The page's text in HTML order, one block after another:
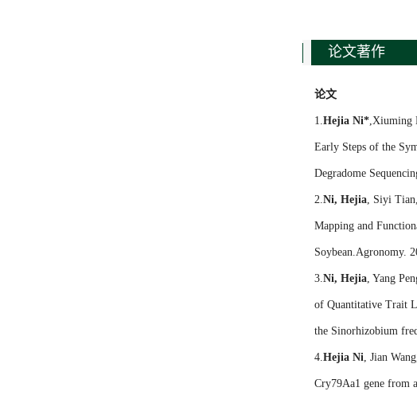
论文著作
论文
1.Hejia Ni*,Xiuming
Early Steps of the
Degradome
2.Ni, Hejia, Siyi
Mapping and
Soybean.Agronomy.
3.Ni, Hejia, Yang
of Quantitative Trait
the Sinorhizobium
4.Hejia Ni, Jian
Cry79Aa1 gene from